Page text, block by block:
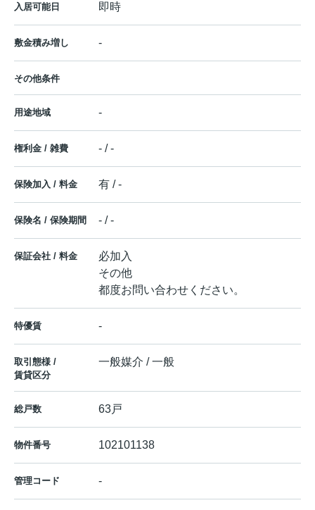
入居可能日 即時
敷金積み増し -
その他条件
用途地域 -
権利金 / 雑費 - / -
保険加入 / 料金 有 / -
保険名 / 保険期間 - / -
保証会社 / 料金
必加入
その他
都度お問い合わせください。
特優賃 -
取引態様 /
賃貸区分
一般媒介 / 一般
総戸数 63戸
物件番号 102101138
管理コード -